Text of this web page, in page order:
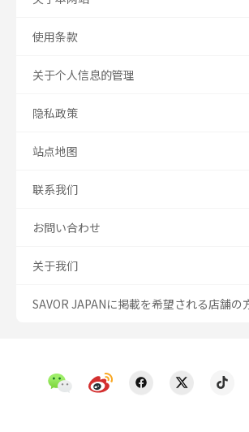
使用条款
关于个人信息的管理
隐私政策
站点地图
联系我们
お問い合わせ
关于我们
SAVOR JAPANに掲載を希望される店舗の